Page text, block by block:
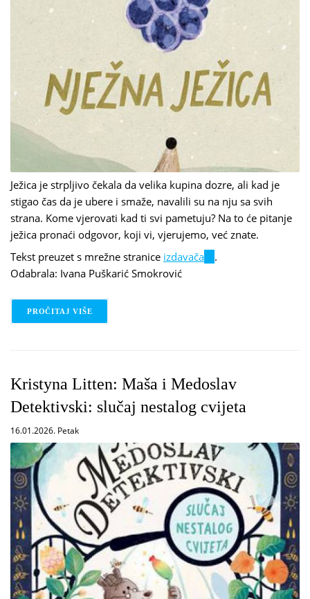
Ježica je strpljivo čekala da velika kupina dozre, ali kad je
stigao čas da je ubere i smaže, navalili su na nju sa svih
strana. Kome vjerovati kad ti svi pametuju? Na to će pitanje
ježica pronaći odgovor, koji vi, vjerujemo, već znate.
Tekst preuzet s mrežne stranice izdavača (link.
Odabrala: Ivana Puškarić Smokrović
PROČITAJ VIŠE
Kristyna Litten: Maša i Medoslav
Detektivski: slučaj nestalog cvijeta
16.01.2026. Petak